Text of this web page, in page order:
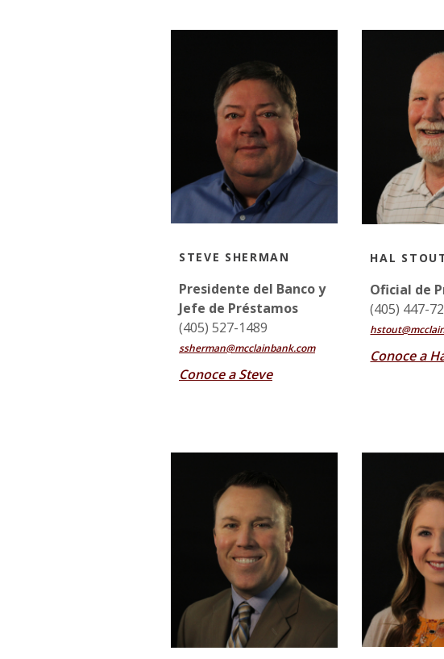
STEVE SHERMAN
Presidente del Banco y
Jefe de Préstamos
(405) 527-1489
ssherman@mcclainbank.com
Conoce a Steve
HAL
Oficial de
(405) 447-
Conoce a